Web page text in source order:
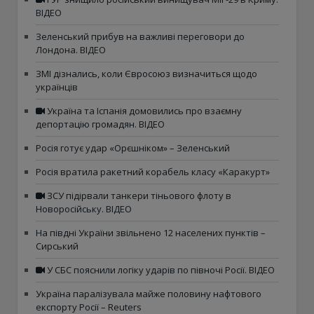
ВІДЕО
Зеленський прибув на важливі переговори до
Лондона. ВІДЕО
ЗМІ дізнались, коли Євросоюз визначиться щодо
українців
Україна та Іспанія домовились про взаємну
депортацію громадян. ВІДЕО
Росія готує удар «Орєшніком» – Зеленський
Росія вратила ракетний корабель класу «Каракурт»
ЗСУ підірвали танкери тіньового флоту в
Новоросійську. ВІДЕО
На півдні України звільнено 12 населених пунктів –
Сирський
У СБС пояснили логіку ударів по півночі Росії. ВІДЕО
Україна паралізувала майже половину нафтового
експорту Росії – Reuters